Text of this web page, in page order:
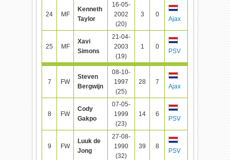
24 MF
Kenneth
Taylor
16-05-
2002
(20)
3 0
Ajax
25 MF
Xavi
Simons
21-04-
2003
(19)
1 0
PSV
7 FW
Steven
Bergwijn
08-10-
1997
(25)
28 7
Ajax
8 FW
Cody
Gakpo
07-05-
1999
(23)
14 6
PSV
9 FW
Luuk de
Jong
27-08-
1990
(32)
39 8
PSV